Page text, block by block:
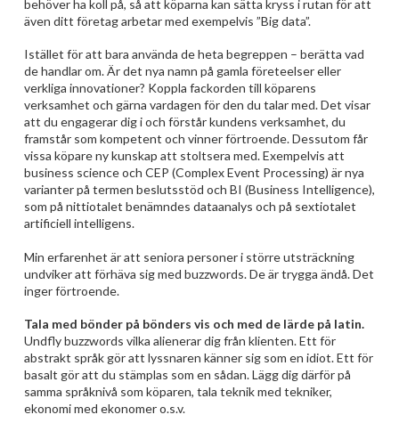
behöver ha koll på, så att köparna kan sätta kryss i rutan för att
även ditt företag arbetar med exempelvis ”Big data”.
Istället för att bara använda de heta begreppen – berätta vad
de handlar om. Är det nya namn på gamla företeelser eller
verkliga innovationer? Koppla fackorden till köparens
verksamhet och gärna vardagen för den du talar med. Det visar
att du engagerar dig i och förstår kundens verksamhet, du
framstår som kompetent och vinner förtroende. Dessutom får
vissa köpare ny kunskap att stoltsera med. Exempelvis att
business science och CEP (Complex Event Processing) är nya
varianter på termen beslutsstöd och BI (Business Intelligence),
som på nittiotalet benämndes dataanalys och på sextiotalet
artificiell intelligens.
Min erfarenhet är att seniora personer i större utsträckning
undviker att förhäva sig med buzzwords. De är trygga ändå. Det
inger förtroende.
Tala med bönder på bönders vis och med de lärde på latin.
Undfly buzzwords vilka alienerar dig från klienten. Ett för
abstrakt språk gör att lyssnaren känner sig som en idiot. Ett för
basalt gör att du stämplas som en sådan. Lägg dig därför på
samma språknivå som köparen, tala teknik med tekniker,
ekonomi med ekonomer o.s.v.